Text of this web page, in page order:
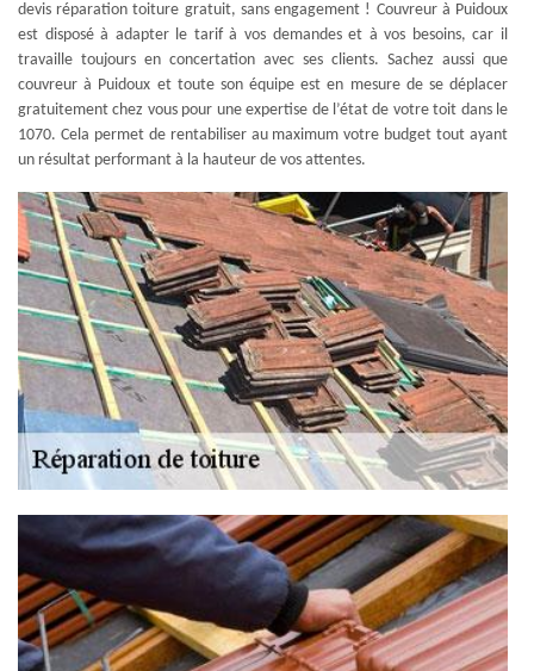
devis réparation toiture gratuit, sans engagement ! Couvreur à Puidoux
est disposé à adapter le tarif à vos demandes et à vos besoins, car il
travaille toujours en concertation avec ses clients. Sachez aussi que
couvreur à Puidoux et toute son équipe est en mesure de se déplacer
gratuitement chez vous pour une expertise de l’état de votre toit dans le
1070. Cela permet de rentabiliser au maximum votre budget tout ayant
un résultat performant à la hauteur de vos attentes.